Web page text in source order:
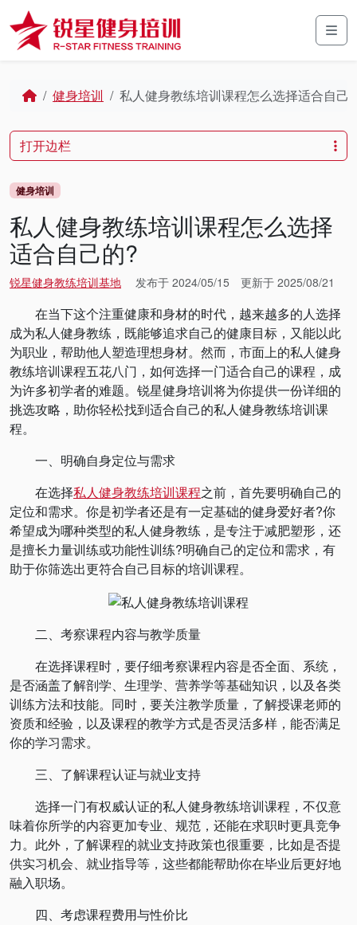
Skip to content
Skip to footer
Home健身培训 私人健身教练培训课程怎么选择适合自己
健身培训
私人健身教练培训课程怎么选择
适合自己的?
锐星健身教练培训基地 发布于 2024/05/15 更新于 2025/08/21
在当下这个注重健康和身材的时代，越来越多的人选择
成为私人健身教练，既能够追求自己的健康目标，又能以此
为职业，帮助他人塑造理想身材。然而，市面上的私人健身
教练培训课程五花八门，如何选择一门适合自己的课程，成
为许多初学者的难题。锐星健身培训将为你提供一份详细的
挑选攻略，助你轻松找到适合自己的私人健身教练培训课
程。
一、明确自身定位与需求
在选择私人健身教练培训课程之前，首先要明确自己的
定位和需求。你是初学者还是有一定基础的健身爱好者?你
希望成为哪种类型的私人健身教练，是专注于减肥塑形，还
是擅长力量训练或功能性训练?明确自己的定位和需求，有
助于你筛选出更符合自己目标的培训课程。
二、考察课程内容与教学质量
在选择课程时，要仔细考察课程内容是否全面、系统，
是否涵盖了解剖学、生理学、营养学等基础知识，以及各类
训练方法和技能。同时，要关注教学质量，了解授课老师的
资质和经验，以及课程的教学方式是否灵活多样，能否满足
你的学习需求。
三、了解课程认证与就业支持
选择一门有权威认证的私人健身教练培训课程，不仅意
味着你所学的内容更加专业、规范，还能在求职时更具竞争
力。此外，了解课程的就业支持政策也很重要，比如是否提
供实习机会、就业指导等，这些都能帮助你在毕业后更好地
融入职场。
四、考虑课程费用与性价比
打开边栏